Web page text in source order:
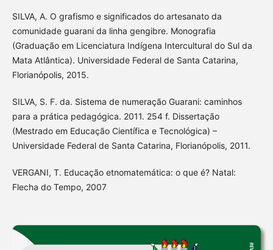
SILVA, A. O grafismo e significados do artesanato da
comunidade guarani da linha gengibre. Monografia
(Graduação em Licenciatura Indígena Intercultural do Sul da
Mata Atlântica). Universidade Federal de Santa Catarina,
Florianópolis, 2015.
SILVA, S. F. da. Sistema de numeração Guarani: caminhos
para a prática pedagógica. 2011. 254 f. Dissertação
(Mestrado em Educação Científica e Tecnológica) –
Universidade Federal de Santa Catarina, Florianópolis, 2011.
VERGANI, T. Educação etnomatemática: o que é? Natal:
Flecha do Tempo, 2007